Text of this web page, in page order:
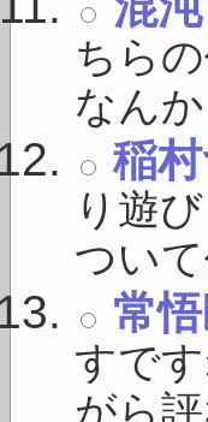
ちら
なん
稲
り遊
つい
常
すで